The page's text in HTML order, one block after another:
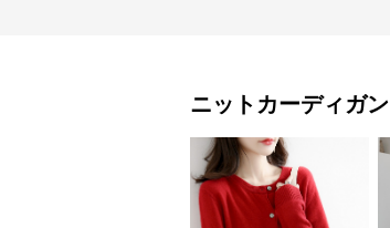
ニットカーディガン